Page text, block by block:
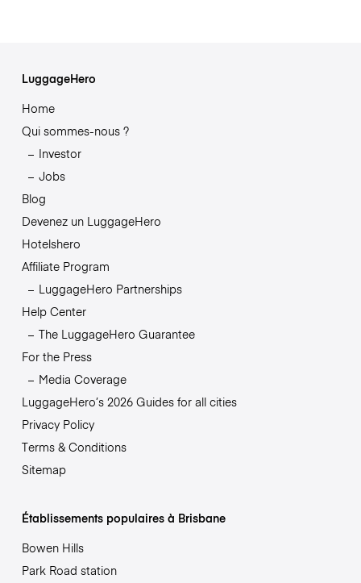
LuggageHero
Home
Qui sommes-nous ?
Investor
Jobs
Blog
Devenez un LuggageHero
Hotelshero
Affiliate Program
LuggageHero Partnerships
Help Center
The LuggageHero Guarantee
For the Press
Media Coverage
LuggageHero’s 2026 Guides for all cities
Privacy Policy
Terms & Conditions
Sitemap
Établissements populaires à Brisbane
Bowen Hills
Park Road station